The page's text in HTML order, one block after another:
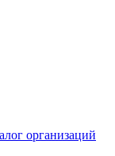
организаций